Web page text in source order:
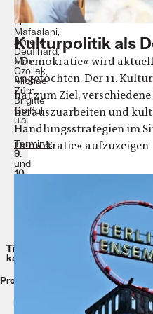
Aladin
El-
Mafaalani,
Amelie
Deuflhard,
Max
Czollek,
Michael
Zürn,
Brigitte
Geißel,
u.a.
Termine:
9.
und
10.
Tickets
kaufen
Programm
Kulturpolitik als
»Demokratie« wird
angefochten. Der 11.
hat zum Ziel,
herauszuarbeiten und
Handlungsstrategien im
Demokratie« aufzuzeigen